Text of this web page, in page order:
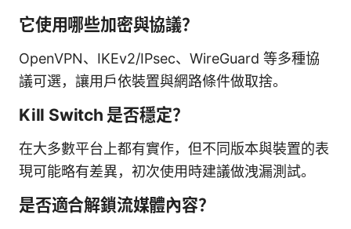
它使用哪些加密與協議？
OpenVPN、IKEv2/IPsec、WireGuard 等多種協
議可選，讓用戶依裝置與網路條件做取捨。
Kill Switch 是否穩定？
在大多數平台上都有實作，但不同版本與裝置的表
現可能略有差異，初次使用時建議做洩漏測試。
是否適合解鎖流媒體內容？